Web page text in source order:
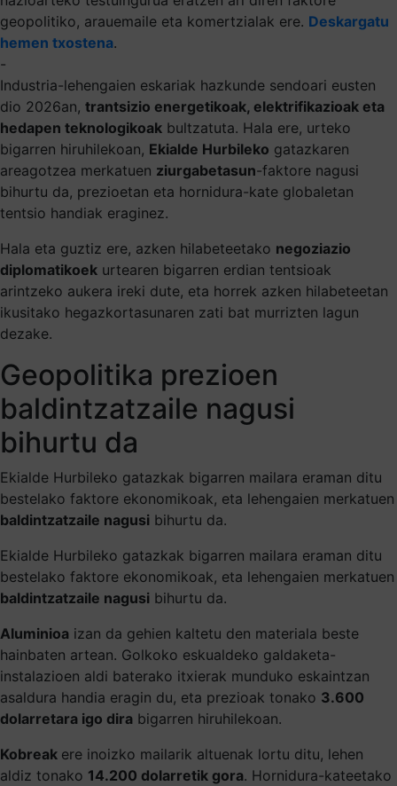
geopolitiko, arauemaile eta komertzialak ere. Deskargatu
hemen txostena.
-
Industria-lehengaien eskariak hazkunde sendoari eusten
dio 2026an, trantsizio energetikoak, elektrifikazioak eta
hedapen teknologikoak bultzatuta. Hala ere, urteko
bigarren hiruhilekoan, Ekialde Hurbileko gatazkaren
areagotzea merkatuen ziurgabetasun-faktore nagusi
bihurtu da, prezioetan eta hornidura-kate globaletan
tentsio handiak eraginez.
Hala eta guztiz ere, azken hilabeteetako negoziazio
diplomatikoek urtearen bigarren erdian tentsioak
arintzeko aukera ireki dute, eta horrek azken hilabeteetan
ikusitako hegazkortasunaren zati bat murrizten lagun
dezake.
Geopolitika prezioen
baldintzatzaile nagusi
bihurtu da
Ekialde Hurbileko gatazkak bigarren mailara eraman ditu
bestelako faktore ekonomikoak, eta lehengaien merkatuen
baldintzatzaile nagusi bihurtu da.
Ekialde Hurbileko gatazkak bigarren mailara eraman ditu
bestelako faktore ekonomikoak, eta lehengaien merkatuen
baldintzatzaile nagusi bihurtu da.
Aluminioa izan da gehien kaltetu den materiala beste
hainbaten artean. Golkoko eskualdeko galdaketa-
instalazioen aldi baterako itxierak munduko eskaintzan
asaldura handia eragin du, eta prezioak tonako 3.600
dolarretara igo dira bigarren hiruhilekoan.
Kobreak ere inoizko mailarik altuenak lortu ditu, lehen
aldiz tonako 14.200 dolarretik gora. Hornidura-kateetako